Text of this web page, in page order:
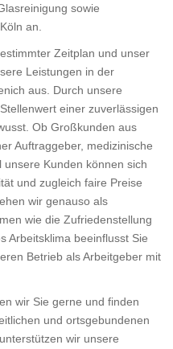
sowie
an.
Zeitplan und unser
Leistungen in der
aus. Durch unsere
einer zuverlässigen
Ob Großkunden aus
Auftraggeber, medizinische
unsere Kunden können sich
und zugleich faire Preise
wir genauso als
wie die Zufriedenstellung
Arbeitsklima beeinflusst Sie
Betrieb als Arbeitgeber mit
wir Sie gerne und finden
und ortsgebundenen
wir unsere